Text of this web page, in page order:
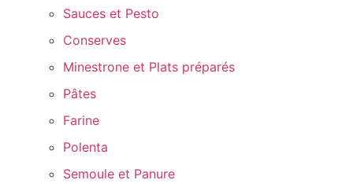
Sauces et Pesto
Conserves
Minestrone et Plats préparés
Pâtes
Farine
Polenta
Semoule et Panure